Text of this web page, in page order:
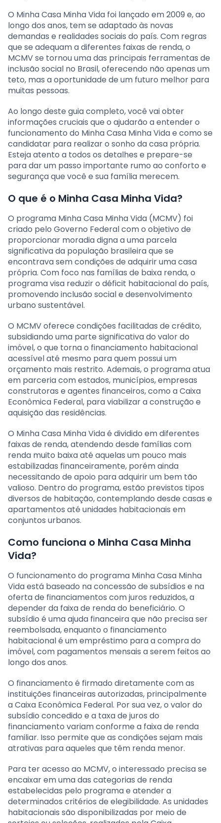
O Minha Casa Minha Vida foi lançado em 2009 e, ao
longo dos anos, tem se adaptado às novas
demandas e realidades sociais do país. Com regras
que se adequam a diferentes faixas de renda, o
MCMV se tornou uma das principais ferramentas de
inclusão social no Brasil, oferecendo não apenas um
teto, mas a oportunidade de um futuro melhor para
muitas pessoas.
Ao longo deste guia completo, você vai obter
informações cruciais que o ajudarão a entender o
funcionamento do Minha Casa Minha Vida e como se
candidatar para realizar o sonho da casa própria.
Esteja atento a todos os detalhes e prepare-se
para dar um passo importante rumo ao conforto e
segurança que você e sua família merecem.
O que é o Minha Casa Minha Vida?
O programa Minha Casa Minha Vida (MCMV) foi
criado pelo Governo Federal com o objetivo de
proporcionar moradia digna a uma parcela
significativa da população brasileira que se
encontrava sem condições de adquirir uma casa
própria. Com foco nas famílias de baixa renda, o
programa visa reduzir o déficit habitacional do país,
promovendo inclusão social e desenvolvimento
urbano sustentável.
O MCMV oferece condições facilitadas de crédito,
subsidiando uma parte significativa do valor do
imóvel, o que torna o financiamento habitacional
acessível até mesmo para quem possui um
orçamento mais restrito. Ademais, o programa atua
em parceria com estados, municípios, empresas
construtoras e agentes financeiros, como a Caixa
Econômica Federal, para viabilizar a construção e
aquisição das residências.
O Minha Casa Minha Vida é dividido em diferentes
faixas de renda, atendendo desde famílias com
renda muito baixa até aquelas um pouco mais
estabilizadas financeiramente, porém ainda
necessitando de apoio para adquirir um bem tão
valioso. Dentro do programa, estão previstos tipos
diversos de habitação, contemplando desde casas e
apartamentos até unidades habitacionais em
conjuntos urbanos.
Como funciona o Minha Casa Minha
Vida?
O funcionamento do programa Minha Casa Minha
Vida está baseado na concessão de subsídios e na
oferta de financiamentos com juros reduzidos, a
depender da faixa de renda do beneficiário. O
subsídio é uma ajuda financeira que não precisa ser
reembolsada, enquanto o financiamento
habitacional é um empréstimo para a compra do
imóvel, com pagamentos mensais a serem feitos ao
longo dos anos.
O financiamento é firmado diretamente com as
instituições financeiras autorizadas, principalmente
a Caixa Econômica Federal. Por sua vez, o valor do
subsídio concedido e a taxa de juros do
financiamento variam conforme a faixa de renda
familiar. Isso permite que as condições sejam mais
atrativas para aqueles que têm renda menor.
Para ter acesso ao MCMV, o interessado precisa se
encaixar em uma das categorias de renda
estabelecidas pelo programa e atender a
determinados critérios de elegibilidade. As unidades
habitacionais são disponibilizadas por meio de